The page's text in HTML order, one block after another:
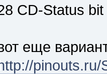
CD-Status bit
еще